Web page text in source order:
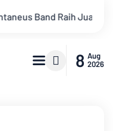
Dari Jurnalis Handal
8 Aug
2026